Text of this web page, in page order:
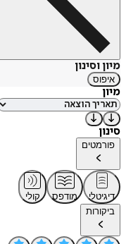
מיון וסינון
איפוס
מיון
סינון
פורמטים
דיגיטלי מודפס
קולי
ביקורות